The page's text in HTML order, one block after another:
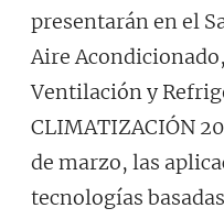
presentarán en el
Aire
Ventilación y
CLIMATIZACIÓN
de marzo, las
tecnologías